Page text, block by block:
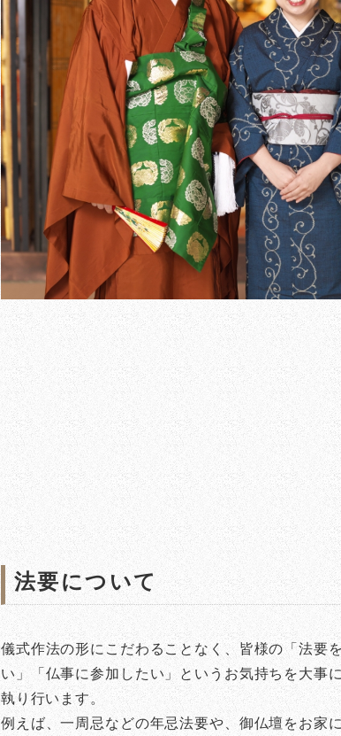
法要について
儀式作法の形にこだわることなく、皆様の「法要
い」「仏事に参加したい」というお気持ちを大事
執り行います。
例えば、一周忌などの年忌法要や、御仏壇をお家